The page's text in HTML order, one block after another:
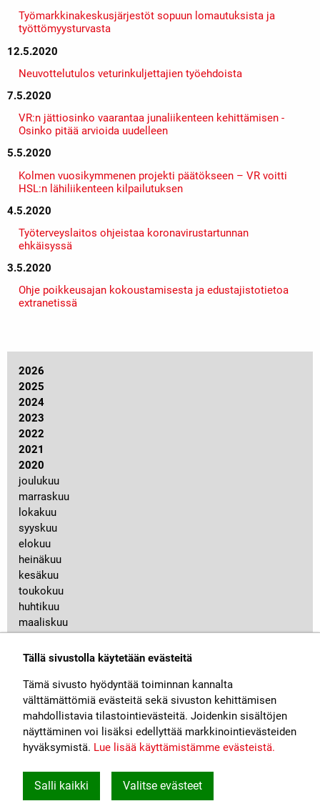
Tällä sivustolla käytetään evästeitä
Tämä sivusto hyödyntää toiminnan kannalta
välttämättömiä evästeitä sekä sivuston kehittämisen
mahdollistavia tilastointievästeitä. Joidenkin sisältöjen
näyttäminen voi lisäksi edellyttää markkinointievästeiden
hyväksymistä. Lue lisää käyttämistämme evästeistä.​​​​​​
Salli kaikki Valitse evästeet
Työmarkkinakeskusjärjestöt sopuun lomautuksista ja
työttömyysturvasta
12.5.2020
Neuvottelutulos veturinkuljettajien työehdoista
7.5.2020
VR:n jättiosinko vaarantaa junaliikenteen kehittämisen -
Osinko pitää arvioida uudelleen
5.5.2020
Kolmen vuosikymmenen projekti päätökseen – VR voitti
HSL:n lähiliikenteen kilpailutuksen
4.5.2020
Työterveyslaitos ohjeistaa koronavirustartunnan
ehkäisyssä
3.5.2020
Ohje poikkeusajan kokoustamisesta ja edustajistotietoa
extranetissä
2026
2025
2024
2023
2022
2021
2020
joulukuu
marraskuu
lokakuu
syyskuu
elokuu
heinäkuu
kesäkuu
toukokuu
huhtikuu
maaliskuu
tammikuu
2018
Rautatiealan Unioni
John Stenbergin ranta 6, 00530 Helsinki